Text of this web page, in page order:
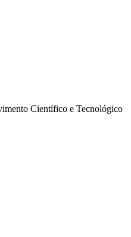
Científico e Tecnológico